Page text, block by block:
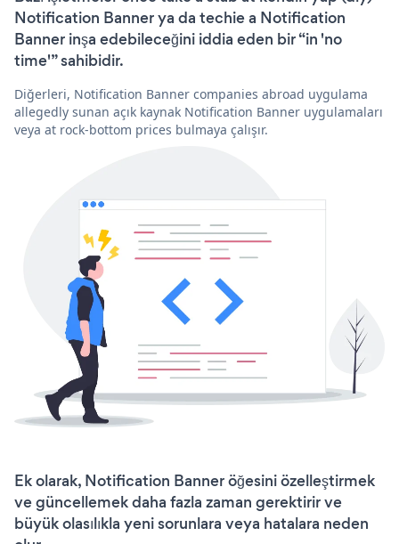
Notification Banner ya da techie a Notification
Banner inşa edebileceğini iddia eden bir “in 'no
time'” sahibidir.
Diğerleri, Notification Banner companies abroad uygulama
allegedly sunan açık kaynak Notification Banner uygulamaları
veya at rock-bottom prices bulmaya çalışır.
Ek olarak, Notification Banner öğesini özelleştirmek
ve güncellemek daha fazla zaman gerektirir ve
büyük olasılıkla yeni sorunlara veya hatalara neden